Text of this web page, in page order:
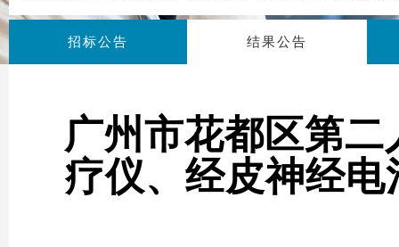
招标公告 结果公告
广州市花都区第
疗仪、经皮神经